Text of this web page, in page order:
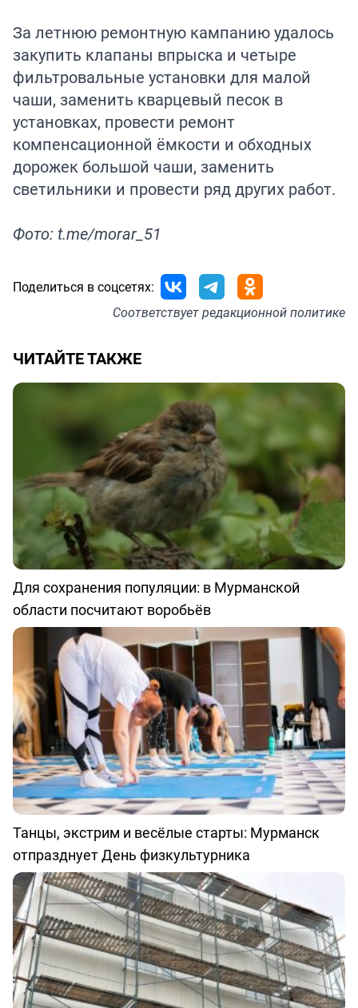
За летнюю ремонтную кампанию удалось
закупить клапаны впрыска и четыре
фильтровальные установки для малой
чаши, заменить кварцевый песок в
установках, провести ремонт
компенсационной ёмкости и обходных
дорожек большой чаши, заменить
светильники и провести ряд других работ.
Фото: t.me/morar_51
Поделиться в соцсетях:
Соответствуетредакционной политике
ЧИТАЙТЕ ТАКЖЕ
Для сохранения популяции: в Мурманской
области посчитают воробьёв
Танцы, экстрим и весёлые старты: Мурманск
отпразднует День физкультурника